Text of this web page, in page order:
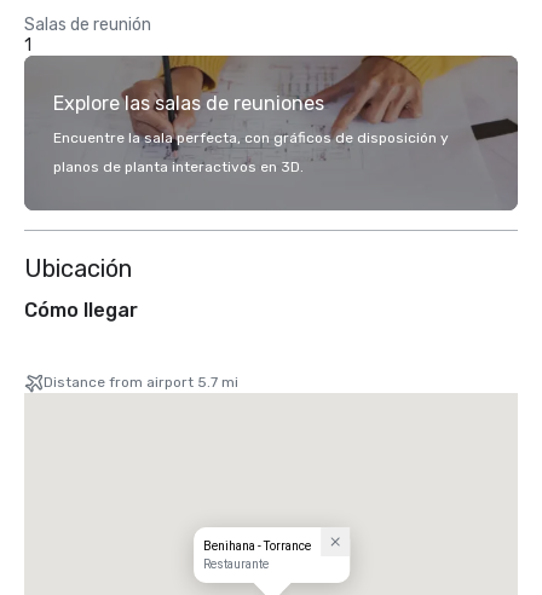
Salas de reunión
1
Explore las salas de reuniones
Encuentre la sala perfecta, con gráficos de disposición y
planos de planta interactivos en 3D.
Ubicación
Cómo llegar
Distance from airport 5.7 mi
Benihana - Torrance
Restaurante